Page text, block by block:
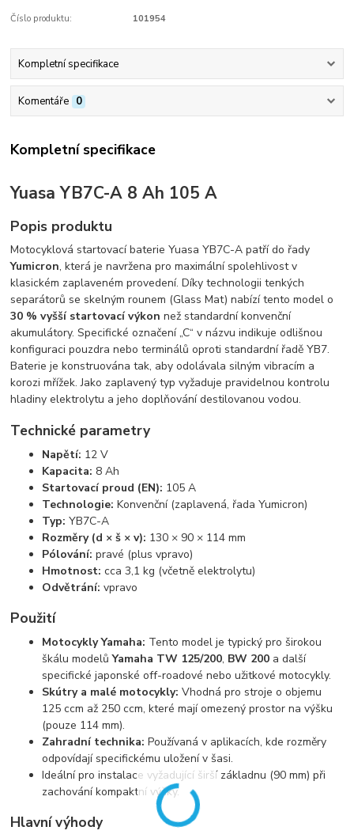
Číslo produktu: 101954
Kompletní specifikace
Komentáře 0
Kompletní specifikace
Yuasa YB7C-A 8 Ah 105 A
Popis produktu
Motocyklová startovací baterie Yuasa YB7C-A patří do řady
Yumicron, která je navržena pro maximální spolehlivost v
klasickém zaplaveném provedení. Díky technologii tenkých
separátorů se skelným rounem (Glass Mat) nabízí tento model o
30 % vyšší startovací výkon než standardní konvenční
akumulátory. Specifické označení „C“ v názvu indikuje odlišnou
konfiguraci pouzdra nebo terminálů oproti standardní řadě YB7.
Baterie je konstruována tak, aby odolávala silným vibracím a
korozi mřížek. Jako zaplavený typ vyžaduje pravidelnou kontrolu
hladiny elektrolytu a jeho doplňování destilovanou vodou.
Technické parametry
Napětí: 12 V
Kapacita: 8 Ah
Startovací proud (EN): 105 A
Technologie: Konvenční (zaplavená, řada Yumicron)
Typ: YB7C-A
Rozměry (d × š × v): 130 × 90 × 114 mm
Pólování: pravé (plus vpravo)
Hmotnost: cca 3,1 kg (včetně elektrolytu)
Odvětrání: vpravo
Použití
Motocykly Yamaha: Tento model je typický pro širokou
škálu modelůYamaha TW 125/200, BW 200 a další
specifické japonské off-roadové nebo užitkové motocykly.
Skútry a malé motocykly: Vhodná pro stroje o objemu
125 ccm až 250 ccm, které mají omezený prostor na výšku
(pouze 114 mm).
Zahradní technika: Používaná v aplikacích, kde rozměry
odpovídají specifickému uložení v šasi.
Ideální pro instalace vyžadující širší základnu (90 mm) při
zachování kompaktní výšky.
Hlavní výhody